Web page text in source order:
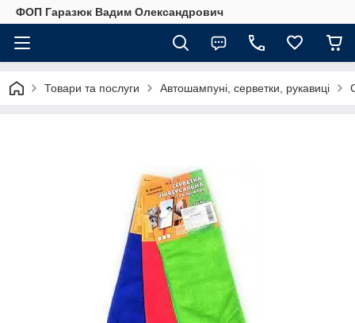
ФОП Гаразюк Вадим Олександрович
Товари та послуги Автошампуні, серветки, рукавиці